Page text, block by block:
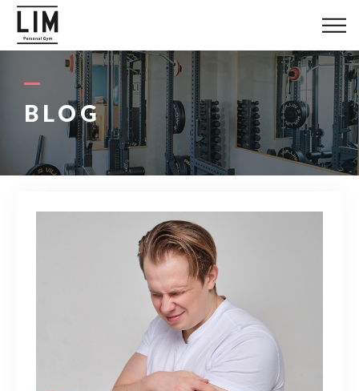
BLOG
LIMについて
料金システム
お客様の声
ブログ
アクセス
080-1447-8058
完全予約制（日曜除く）